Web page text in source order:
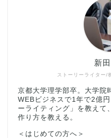
ストーリーライター/
新
京都大学理学部卒。大学院
WEBビジネスで1年で2億
ーライティング」を教えて
作り方を教える。
＜はじめての方へ＞